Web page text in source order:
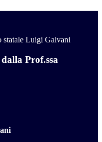
statale Luigi Galvani
Prof.ssa